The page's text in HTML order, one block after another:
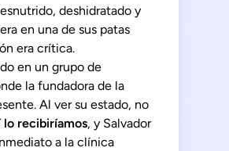
deshidratado y
en una de sus patas
era crítica.
en un grupo de
la fundadora de la
Al ver su estado, no
lo recibiríamos, y Salvador
a la clínica